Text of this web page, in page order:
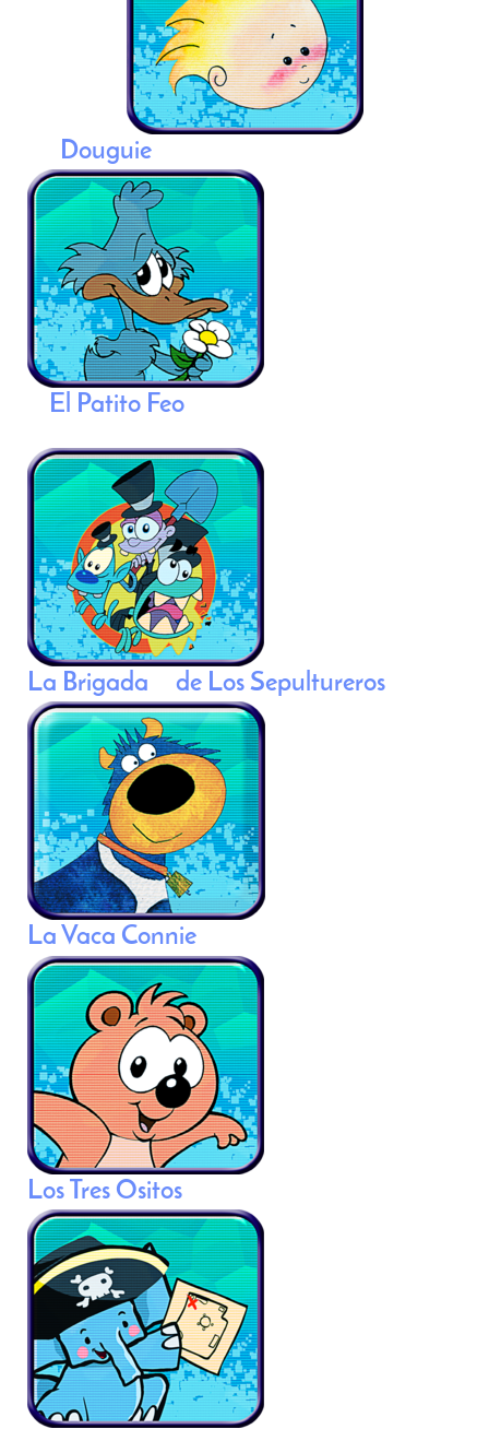
Douguie
El Patito Feo
La Brigada de Los Sepultureros
La Vaca Connie
Los Tres Ositos